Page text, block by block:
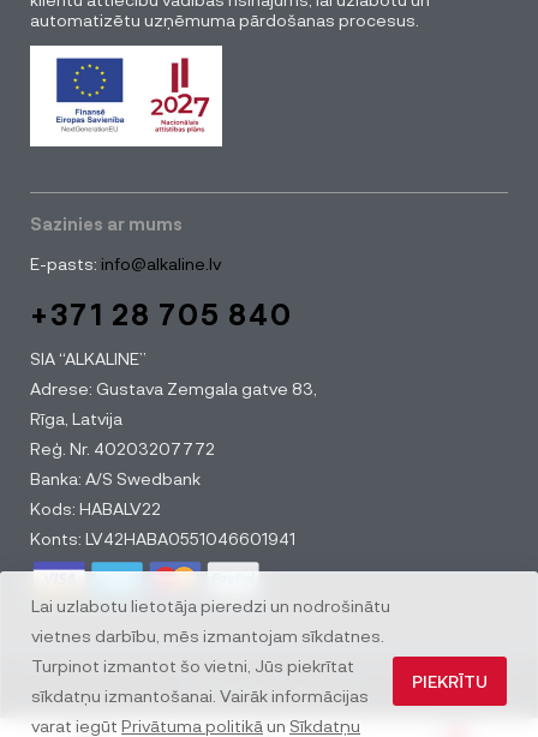
Lai uzlabotu lietotāja pieredzi un nodrošinātu
vietnes darbību, mēs izmantojam sīkdatnes.
Turpinot izmantot šo vietni, Jūs piekrītat
sīkdatņu izmantošanai. Vairāk informācijas
varat iegūt Privātuma politikā un Sīkdatņu
PIEKRĪTU
automatizētu uzņēmuma pārdošanas procesus.
Sazinies ar mums
E-pasts: info@alkaline.lv
+371 28 705 840
SIA “ALKALINE”
Adrese: Gustava Zemgala gatve 83,
Rīga, Latvija
Reģ. Nr. 40203207772
Banka: A/S Swedbank
Kods: HABALV22
Konts: LV42HABA0551046601941
© All rights reserved